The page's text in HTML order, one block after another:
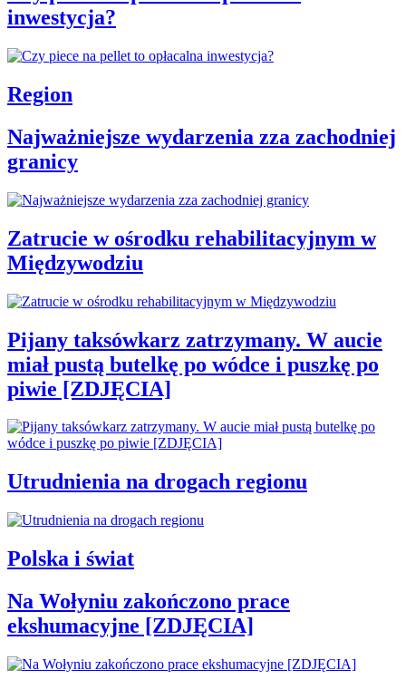
inwestycja?
Region
Najważniejsze wydarzenia zza zachodniej
granicy
Zatrucie w ośrodku rehabilitacyjnym w
Międzywodziu
Pijany taksówkarz zatrzymany. W aucie
miał pustą butelkę po wódce i puszkę po
piwie [ZDJĘCIA]
Utrudnienia na drogach regionu
Polska i świat
Na Wołyniu zakończono prace
ekshumacyjne [ZDJĘCIA]